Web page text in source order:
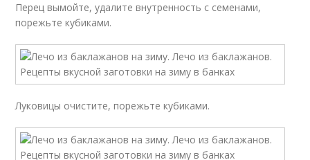
Перец вымойте, удалите внутренность с семенами,
порежьте кубиками.
Луковицы очистите, порежьте кубиками.